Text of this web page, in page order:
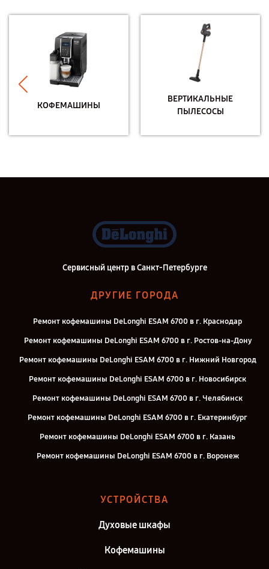
КОФЕМАШИНЫ
ВЕРТИКАЛЬНЫЕ
ПЫЛЕСОСЫ
Сервисный центр в Санкт-Петербурге
ДРУГИЕ ГОРОДА
Ремонт кофемашины DeLonghi ESAM 6700 в г. Краснодар
Ремонт кофемашины DeLonghi ESAM 6700 в г. Ростов-на-Дону
Ремонт кофемашины DeLonghi ESAM 6700 в г. Нижний Новгород
Ремонт кофемашины DeLonghi ESAM 6700 в г. Новосибирск
Ремонт кофемашины DeLonghi ESAM 6700 в г. Челябинск
Ремонт кофемашины DeLonghi ESAM 6700 в г. Екатеринбург
Ремонт кофемашины DeLonghi ESAM 6700 в г. Казань
Ремонт кофемашины DeLonghi ESAM 6700 в г. Воронеж
Ремонт кофемашины DeLonghi ESAM 6700 в г. Самара
Ремонт кофемашины DeLonghi ESAM 6700 в г. Москва
УСТРОЙСТВА
Духовые шкафы
Кофемашины